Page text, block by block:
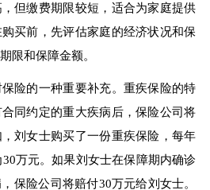
但缴费期限较短，适合为家庭提供
买前，先评估家庭的经济状况和保
限和保障金额。
险的一种重要补充。重疾保险的特
同约定的重大疾病后，保险公司将
刘女士购买了一份重疾保险，每年
万元。如果刘女士在保障期内确诊
保险公司将赔付30万元给刘女士。